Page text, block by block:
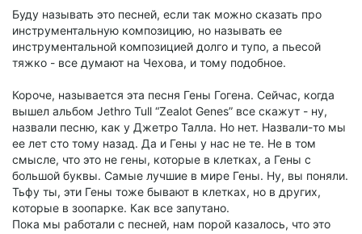
Как раз исторический момент дарения книги мы и застали.
Позже мы нашлись в фейсбуке, слово за слово, и
договорились об обложке нашего грядущего альбома. Мы
имели собственную грандиозную концепцию обложки, но
качестве демки, судьба обложки была предрешена. Я
мысленно скрутила нашу концепцию трубочкой (отсылка к
книге, там как раз про трубочку) и отправила по
назначению. Картина, а называется она "Золотой век",
оказалась несравненно, неимоверно, в сотни раз круче
любой концепции.
В общем, я немедленно заказала печать плакатиков с
картиной, чтобы во время записи флейты она была перед
глазами. Странным образом, обложка повлияла и на мое
Буду называть это песней, если так можно сказать про
инструментальную композицию, но называть ее
инструментальной композицией долго и тупо, а пьесой
тяжко - все думают на Чехова, и тому подобное.
Короче, называется эта песня Гены Гогена. Сейчас, когда
вышел альбом Jethro Tull “Zealot Genes” все скажут - ну,
назвали песню, как у Джетро Талла. Но нет. Назвали-то мы
ее лет сто тому назад. Да и Гены у нас не те. Не в том
смысле, что это не гены, которые в клетках, а Гены с
большой буквы. Самые лучшие в мире Гены. Ну, вы поняли.
Тьфу ты, эти Гены тоже бывают в клетках, но в других,
которые в зоопарке. Как все запутано.
Пока мы работали с песней, нам порой казалось, что это